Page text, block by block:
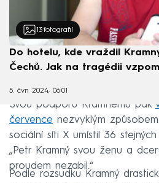
13 fotografií
Do hotelu, kde vraždil
Čechů. Jak na tragédii
5. čvn 2024, 06:01
Svou podporu Kramnému pak
července nezvyklým
sociální síti X umístil 36
„Petr Kramný svou ženu a
proudem nezabil.“
Podle rozsudku Kramný